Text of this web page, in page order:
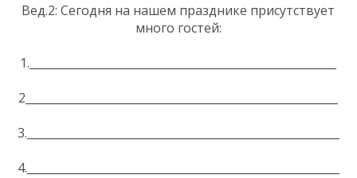
Вед.2: Сегодня на нашем празднике присутствует
много гостей:
1._______________________________________________________
2________________________________________________________
3.________________________________________________________
4.________________________________________________________